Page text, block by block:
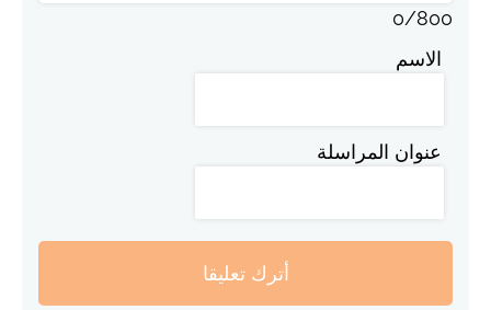
0/800
الاسم
عنوان المراسلة
أترك تعليقا